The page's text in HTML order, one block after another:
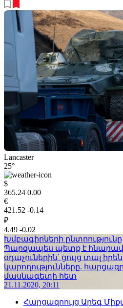
Lancaster
25°
$
365.24 0.00
€
421.52 -0.14
₽
4.49 -0.02
Խմբագիրների ընտրությունը
Պարզապես պետք է
օդաչուներին՝ ցույց տալ
կարողությունները.
մասնագետի հետ
21.11.2020, 20:11
Հարցազրույց Արեգ